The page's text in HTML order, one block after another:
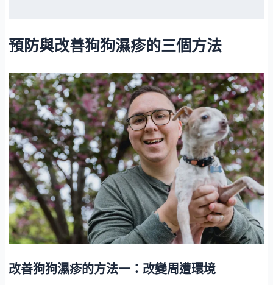
預防與改善狗狗濕疹的三個方法
改善狗狗濕疹的方法一：改變周遭環境